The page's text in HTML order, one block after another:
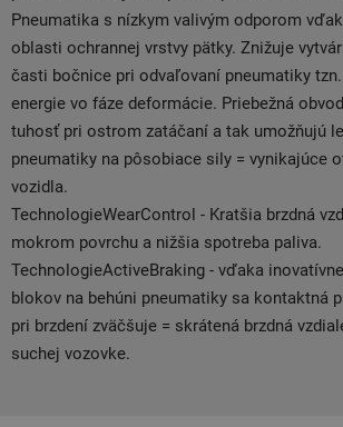
Pneumatika s nízkym valivým odporom
oblasti ochrannej vrstvy pätky. Znižuje
časti bočnice pri odvaľovaní pneumatiky
energie vo fáze deformácie. Priebežná
tuhosť pri ostrom zatáčaní a tak umožňujú
pneumatiky na pôsobiace sily = vynikajúce
vozidla.
TechnologieWearControl - Kratšia brzdná
mokrom povrchu a nižšia spotreba paliva.
TechnologieActiveBraking - vďaka
blokov na behúni pneumatiky sa kontaktná
pri brzdení zväčšuje = skrátená brzdná
suchej vozovke.